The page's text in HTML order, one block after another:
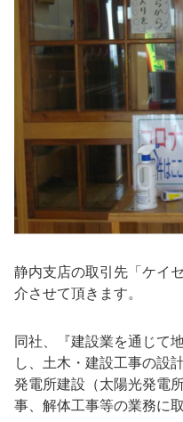
静内支店の取引先「ケイ
介させて頂きます。
同社、『建設業を通じて
し、土木・建設工事の設
発電所建設（太陽光発電
事、解体工事等の業務に